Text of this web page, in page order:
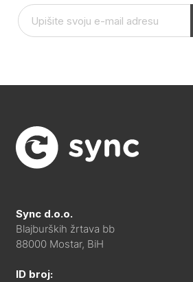
Sync d.o.o.
Blajburških žrtava bb
88000 Mostar, BiH
ID broj: